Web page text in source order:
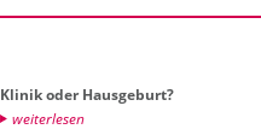
Kli­nik oder Haus­ge­burt?
wei­ter­le­sen